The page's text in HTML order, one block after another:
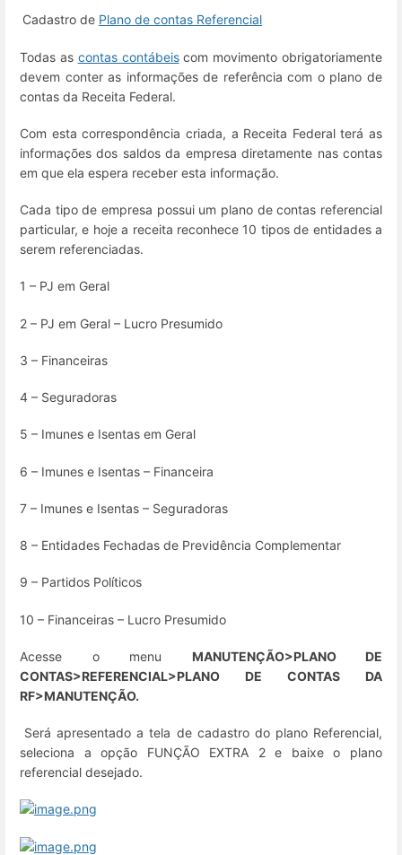
Cadastro de Plano de contas Referencial
Todas as contas contábeiscom movimento obrigatoriamente
devem conter as informações de referência com o plano de
contas da Receita Federal.
Com esta correspondência criada, a Receita Federal terá as
informações dos saldos da empresa diretamente nas contas
em que ela espera receber esta informação.
Cada tipo de empresa possui um plano de contas referencial
particular, e hoje a receita reconhece 10 tipos de entidades a
serem referenciadas.
1 – PJ em Geral
2 – PJ em Geral – Lucro Presumido
3 – Financeiras
4 – Seguradoras
5 – Imunes e Isentas em Geral
6 – Imunes e Isentas – Financeira
7 – Imunes e Isentas – Seguradoras
8 – Entidades Fechadas de Previdência Complementar
9 – Partidos Políticos
10 – Financeiras – Lucro Presumido
Acesse o menu MANUTENÇÃO>PLANO DE
CONTAS>REFERENCIAL>PLANO DE CONTAS DA
RF>MANUTENÇÃO.
Será apresentado a tela de cadastro do plano Referencial,
seleciona a opção FUNÇÃO EXTRA 2 e baixe o plano
referencial desejado.